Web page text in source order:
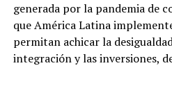
generada por la pandemia de
que América Latina
permitan achicar la
integración y las inversiones,